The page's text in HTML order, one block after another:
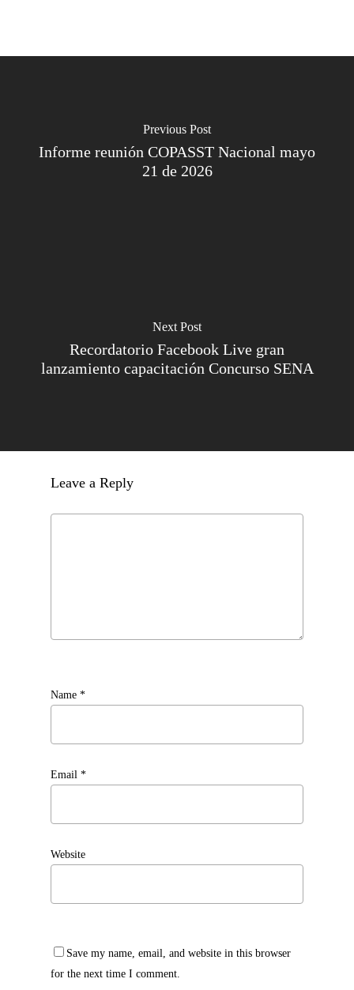
Previous Post
Informe reunión COPASST Nacional mayo
21 de 2026
Next Post
Recordatorio Facebook Live gran
lanzamiento capacitación Concurso SENA
Leave a Reply
Name *
Email *
Website
Save my name, email, and website in this browser
for the next time I comment.